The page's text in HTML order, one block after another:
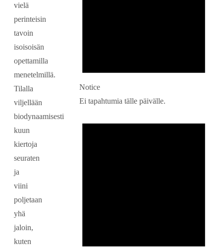
vielä
perinteisin
tavoin
isoisoisän
opettamilla
menetelmillä.
Tilalla
viljellään
biodynaamisesti
kuun
kiertoja
seuraten
ja
viini
poljetaan
yhä
jaloin,
kuten
Notice
Ei tapahtumia tälle päivälle.